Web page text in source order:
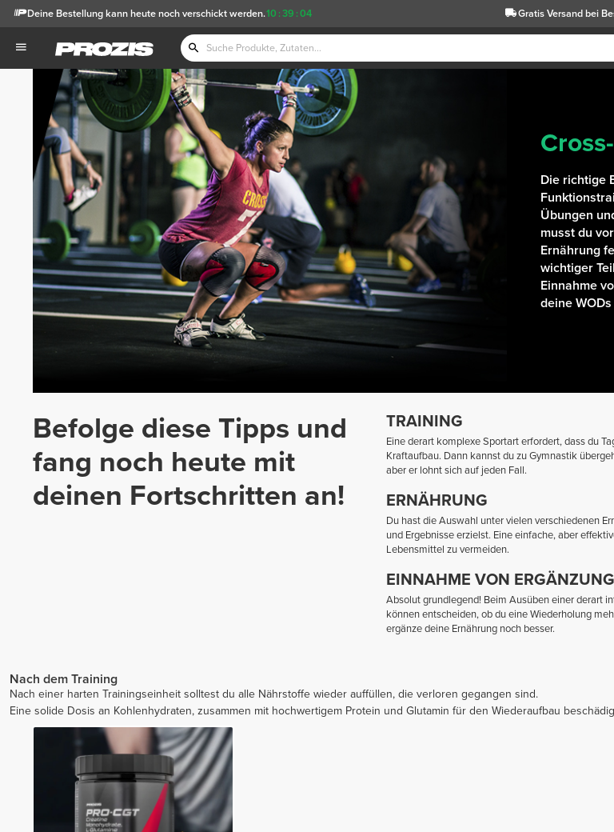
10 :39 :04
Deine Bestellung kann heute noch verschickt werden. Gratis Versandbei
Die richtige
Übungen
musst du
Ernährung
wichtiger
Einnahme
deine
Befolge diese Tipps und
fang noch heute mit
deinen Fortschritten an!
TRAINING
Eine derart komplexe Sportart erfordert, dass du
Kraftaufbau. Dann kannst du zu Gymnastik
aber er lohnt sich auf jeden Fall.
ERNÄHRUNG
Du hast die Auswahl unter vielen verschiedenen
und Ergebnisse erzielst. Eine einfache, aber
Lebensmittel zu vermeiden.
EINNAHME VON
Absolut grundlegend! Beim Ausüben einer derart
können entscheiden, ob du eine Wiederholung
ergänze deine Ernährung noch besser.
Nach dem Training
Nach einer harten Trainingseinheit solltest du alle Nährstoffe wieder auffüllen, die verloren gegangen sind.
Eine solide Dosis an Kohlenhydraten, zusammen mit hochwertigem Protein und Glutamin für den Wiederaufbau